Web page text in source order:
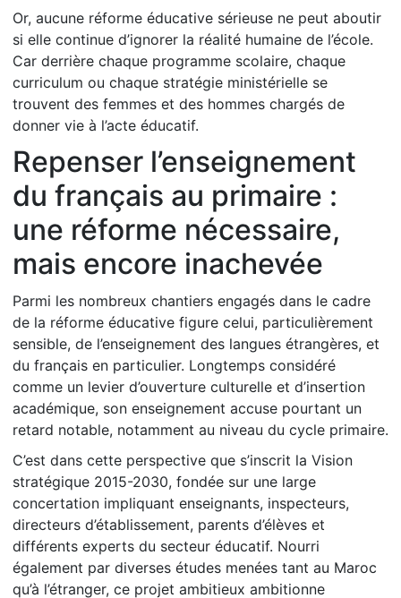
Or, aucune réforme éducative sérieuse ne peut aboutir
si elle continue d’ignorer la réalité humaine de l’école.
Car derrière chaque programme scolaire, chaque
curriculum ou chaque stratégie ministérielle se
trouvent des femmes et des hommes chargés de
donner vie à l’acte éducatif.
Repenser l’enseignement
du français au primaire :
une réforme nécessaire,
mais encore inachevée
Parmi les nombreux chantiers engagés dans le cadre
de la réforme éducative figure celui, particulièrement
sensible, de l’enseignement des langues étrangères, et
du français en particulier. Longtemps considéré
comme un levier d’ouverture culturelle et d’insertion
académique, son enseignement accuse pourtant un
retard notable, notamment au niveau du cycle primaire.
C’est dans cette perspective que s’inscrit la Vision
stratégique 2015-2030, fondée sur une large
concertation impliquant enseignants, inspecteurs,
directeurs d’établissement, parents d’élèves et
différents experts du secteur éducatif. Nourri
également par diverses études menées tant au Maroc
qu’à l’étranger, ce projet ambitieux ambitionne